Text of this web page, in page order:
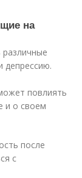
на
депрессию.
повлиять
и о своем
после
с